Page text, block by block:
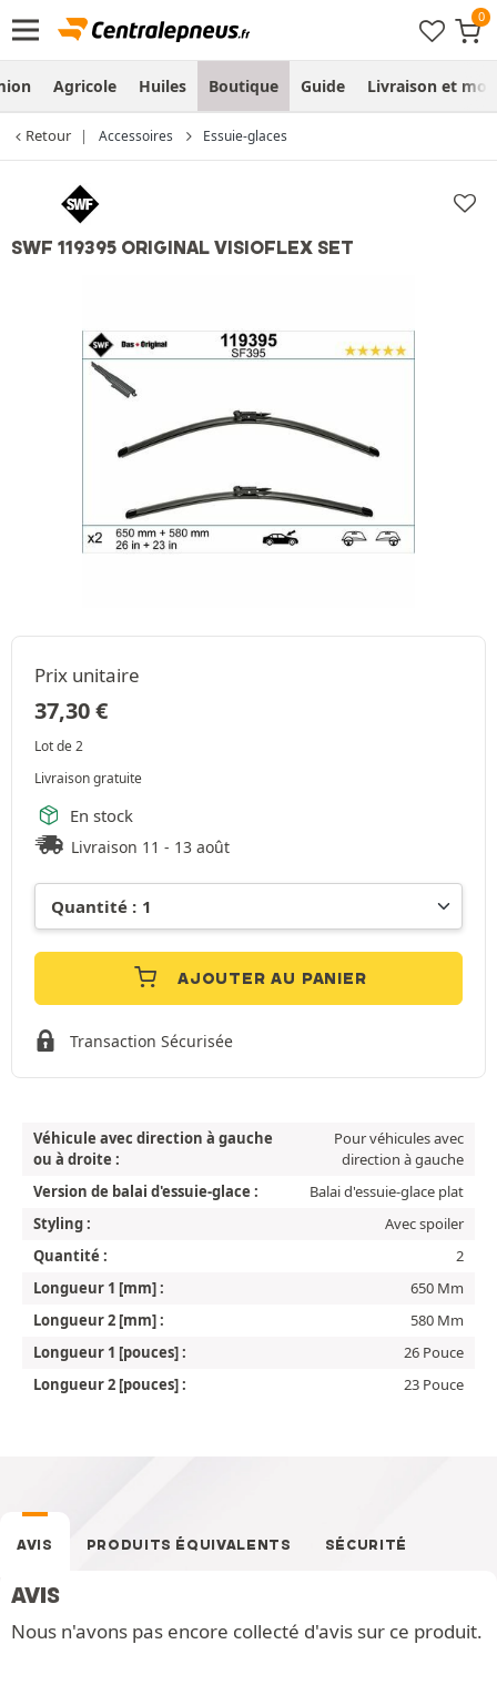
Agricole Huiles Boutique Guide Livraison et
Retour Accessoires Essuie-glaces
SWF 119395 ORIGINAL VISIOFLEX SET
Prix unitaire
37,30€
Lot de 2
Livraison gratuite
En stock
Livraison 11 - 13 août
AJOUTER AU PANIER
Transaction Sécurisée
Véhicule avec direction à gauche
ou à droite :
Pour véhicules avec
direction à gauche
Version de balai d'essuie-glace :
Balai d'essuie-glace plat
Styling :
Avec spoiler
Quantité :
2
Longueur 1 [mm] :
650 Mm
Longueur 2 [mm] :
580 Mm
Longueur 1 [pouces] :
26 Pouce
Longueur 2 [pouces] :
23 Pouce
AVIS PRODUITS ÉQUIVALENTS SÉCURITÉ
AVIS
Nous n'avons pas encore collecté d'avis sur ce produit.